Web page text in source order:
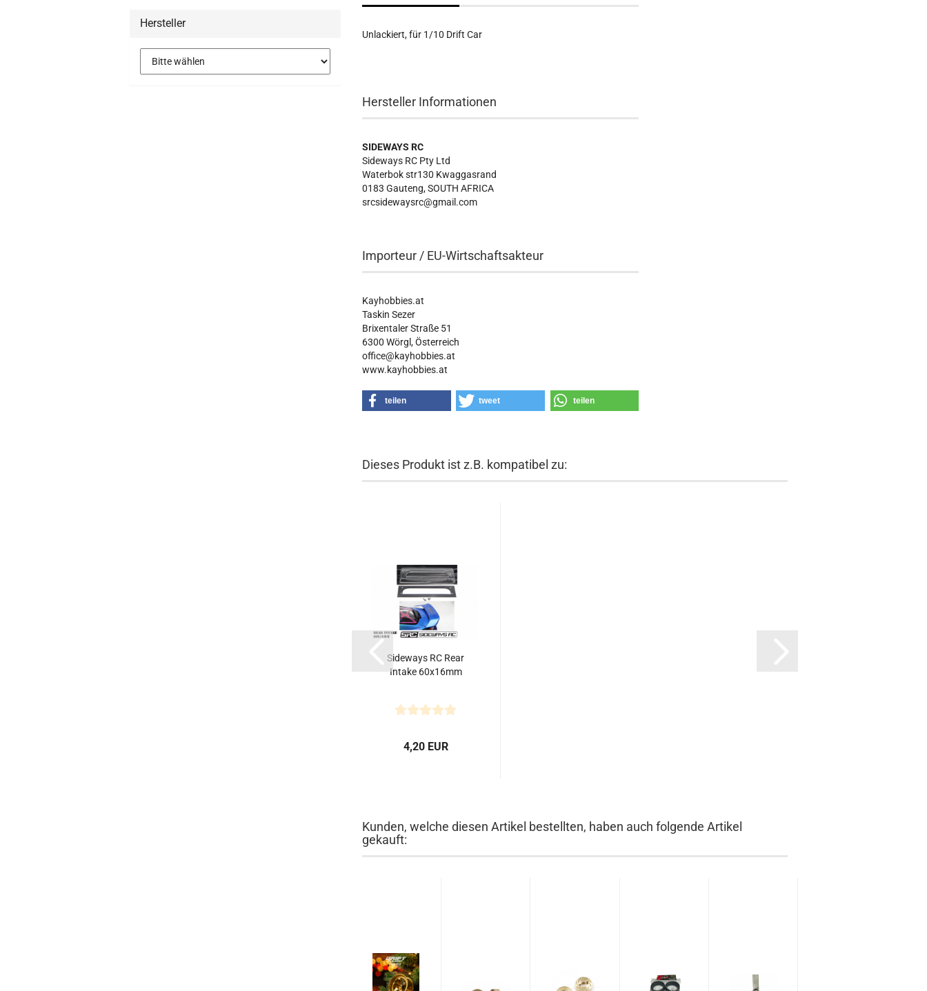
Unlackiert, für 1/10 Drift Car
Hersteller Informationen
SIDEWAYS RC
Sideways RC Pty Ltd
Waterbok str130 Kwaggasrand
0183 Gauteng, SOUTH AFRICA
srcsidewaysrc@gmail.com
Importeur / EU-Wirtschaftsakteur
Kayhobbies.at
Taskin Sezer
Brixentaler Straße 51
6300 Wörgl, Österreich
office@kayhobbies.at
www.kayhobbies.at
teilen tweet teilen
Dieses Produkt ist z.B. kompatibel zu:
Sideways RC Rear
Intake 60x16mm
4,20 EUR
Kunden, welche diesen Artikel bestellten, haben auch folgende Artikel
gekauft:
Hersteller